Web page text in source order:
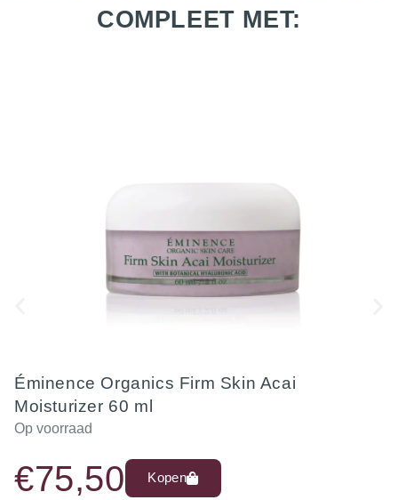
COMPLEET MET:
Éminence Organics Firm Skin Acai
Moisturizer 60 ml
Op voorraad
€75,50 Kopen